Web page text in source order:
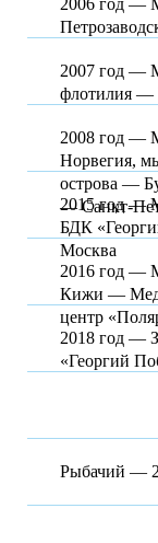
2006 год —
2007 год —
флотилия —
2008 год —
Норвегия,
острова —
— Санкт-
2015 год —
БДК
Москва
2016 год —
Кижи —
центр
2018 год —
«Георгий
Рыбачий —